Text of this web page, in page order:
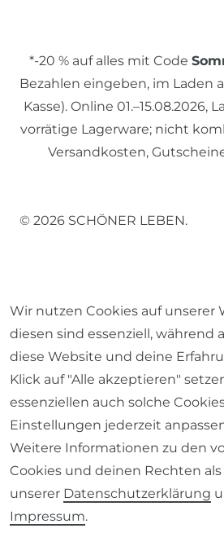
*-20 % auf alles mit Code
Bezahlen eingeben, im Laden
Kasse). Online 01.–15.08.2026,
vorrätige Lagerware; nicht
Versandkosten,
© 2026 SCHÖNER LEBEN.
Impressum
Barrierefreiheitserklärung
Wir nutzen Cookies auf unserer
diesen sind essenziell, während
diese Website und deine
Klick auf "Alle akzeptieren"
essenziellen auch solche
Einstellungen jederzeit
Weitere Informationen zu den
Cookies und deinen Rechten
unserer Daten­schutz­erklärung
Impressum.